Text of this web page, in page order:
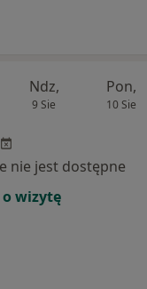
Ndz,
9 Sie
Pon,
10 Sie
nie jest dostępne
o wizytę